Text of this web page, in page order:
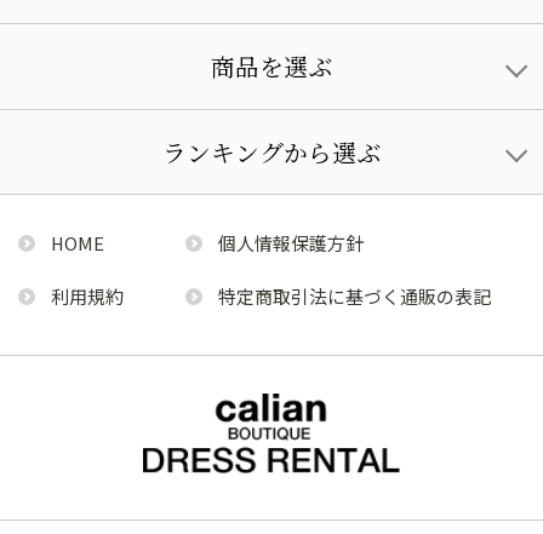
商品を選ぶ
ランキングから選ぶ
HOME 個人情報保護方針
利用規約 特定商取引法に基づく通販の表記